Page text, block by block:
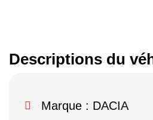
Descriptions du
Marque : DACIA